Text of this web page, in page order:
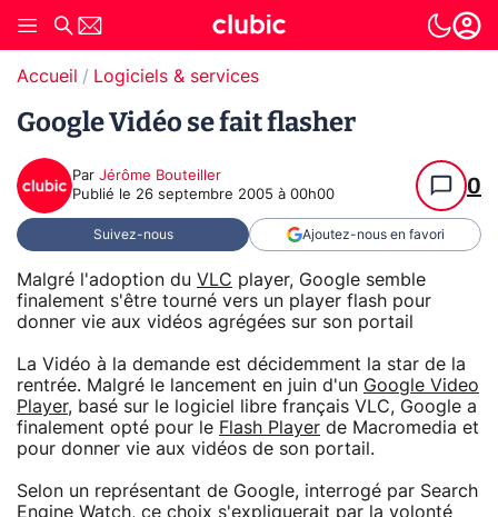
Accueil Logiciels & services
Google Vidéo se fait flasher
Par Jérôme Bouteiller
Publié le 26 septembre 2005 à 00h00 0
Suivez-nous Ajoutez-nous en favori
Malgré l'adoption du VLC player, Google semble
finalement s'être tourné vers un player flash pour
donner vie aux vidéos agrégées sur son portail
La Vidéo à la demande est décidemment la star de la
rentrée. Malgré le lancement en juin d'un Google Video
Player, basé sur le logiciel libre français VLC, Google a
finalement opté pour le Flash Player de Macromedia et
pour donner vie aux vidéos de son portail.
Selon un représentant de Google, interrogé par Search
Engine Watch, ce choix s'expliquerait par la volonté